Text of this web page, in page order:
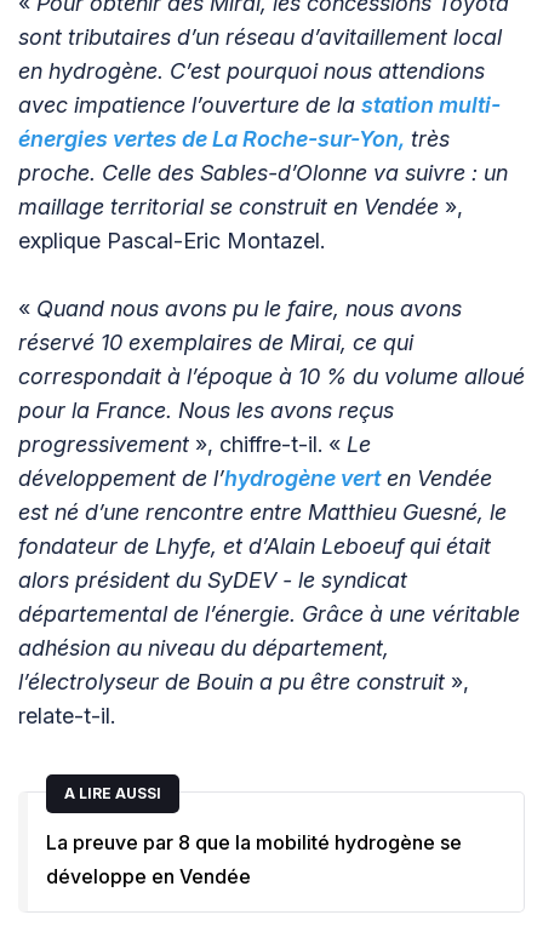
sont tributaires d’un réseau d’avitaillement local
en hydrogène. C’est pourquoi nous attendions
avec impatience l’ouverture de la station multi-
énergies vertes de La Roche-sur-Yon, très
proche. Celle des Sables-d’Olonne va suivre : un
maillage territorial se construit en Vendée »,
explique Pascal-Eric Montazel.
« Quand nous avons pu le faire, nous avons
réservé 10 exemplaires de Mirai, ce qui
correspondait à l’époque à 10 % du volume alloué
pour la France. Nous les avons reçus
progressivement », chiffre-t-il. « Le
développement de l’hydrogène verten Vendée
est né d’une rencontre entre Matthieu Guesné, le
fondateur de Lhyfe, et d’Alain Leboeuf qui était
alors président du SyDEV - le syndicat
départemental de l’énergie. Grâce à une véritable
adhésion au niveau du département,
l’électrolyseur de Bouin a pu être construit »,
relate-t-il.
A LIRE AUSSI
La preuve par 8 que la mobilité hydrogène se
développe en Vendée